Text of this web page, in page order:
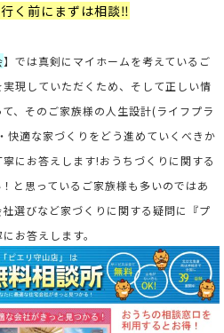
く前にまずは相談‼
】では真剣にマイホームを考えているご
現していただくため、そして正しい情
、そのご家族様の人生設計(ライフプラ
快適な家づくりをどう進めていくべきか
にお答えします!おうちづくりに関する
と思っているご家族様も多いのではあ
選びなど家づくりに関する疑問に『プ
お答えします。